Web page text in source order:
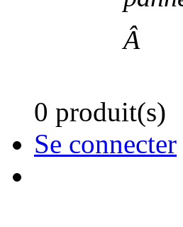
Â
0 produit(s)
Se connecter